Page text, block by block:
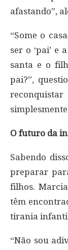
afastando”,
“Some o
ser o ‘pai’ e
santa e o
pai?”,
O futuro da
Sabendo
preparar
filhos.
têm
tirania
“Não sou